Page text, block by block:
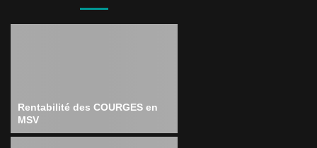
Rentabilité des COURGES en
MSV